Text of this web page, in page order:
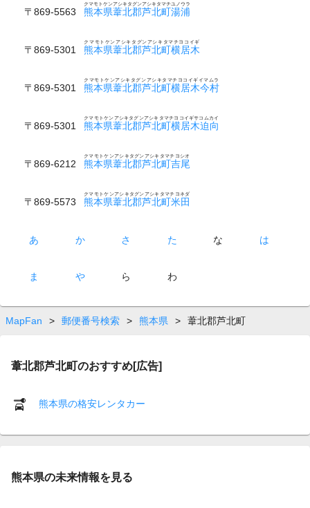
〒869-5563 熊本県葦北郡芦北町湯浦
クマモトケンアシキタグンアシキタマチユノウラ
〒869-5301 熊本県葦北郡芦北町横居木
クマモトケンアシキタグンアシキタマチヨコイギ
〒869-5301 熊本県葦北郡芦北町横居木今村
クマモトケンアシキタグンアシキタマチヨコイギイマムラ
〒869-5301 熊本県葦北郡芦北町横居木迫向
クマモトケンアシキタグンアシキタマチヨコイギサコムカイ
〒869-6212 熊本県葦北郡芦北町吉尾
クマモトケンアシキタグンアシキタマチヨシオ
〒869-5573 熊本県葦北郡芦北町米田
クマモトケンアシキタグンアシキタマチヨネダ
あ か さ た な は
ま や ら わ
MapFan > 郵便番号検索 > 熊本県 > 葦北郡芦北町
葦北郡芦北町のおすすめ[広告]
熊本県の格安レンタカー
熊本県の未来情報を見る